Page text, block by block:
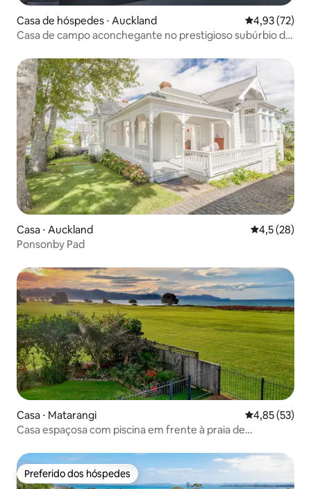
Casa de hóspedes ⋅ Auckland 4,93 de uma
4,93 (72)
Casa de campo aconchegante no prestigioso subúrbio de
Casa ⋅ Auckland 4,5 de uma
4,5 (28)
Ponsonby Pad
Casa ⋅ Matarangi 4,85 de uma
4,85 (53)
Casa espaçosa com piscina em frente à praia de
Preferido dos hóspedes
Preferido dos hóspedes